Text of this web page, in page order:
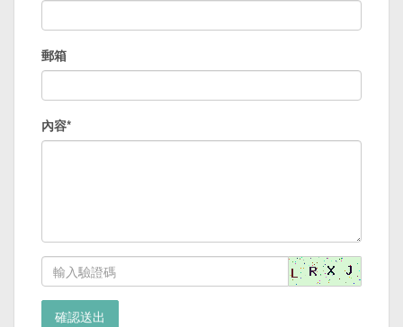
郵箱
內容*
確認送出